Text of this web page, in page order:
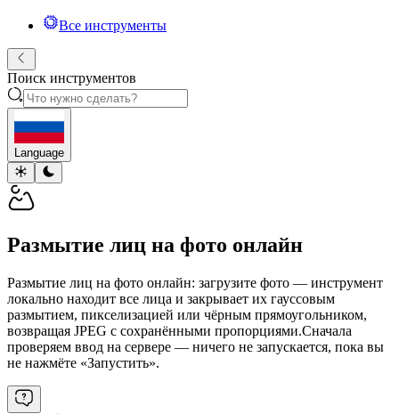
Все инструменты
Поиск инструментов
Language
Размытие лиц на фото онлайн
Размытие лиц на фото онлайн: загрузите фото — инструмент
локально находит все лица и закрывает их гауссовым
размытием, пикселизацией или чёрным прямоугольником,
возвращая JPEG с сохранёнными пропорциями.Сначала
проверяем ввод на сервере — ничего не запускается, пока вы
не нажмёте «Запустить».